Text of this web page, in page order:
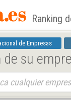
Ranking
de Empresas
su